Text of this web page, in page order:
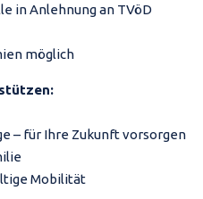
in Anlehnung an TVöD
möglich
– für Ihre Zukunft vorsorgen
Mobilität